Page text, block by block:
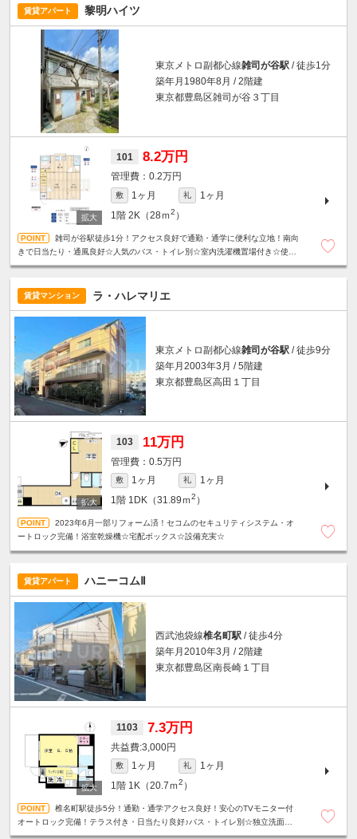
賃貸アパート 黎明ハイツ
東京メトロ副都心線雑司が谷駅 / 徒歩1分
築年月1980年8月 / 2階建
東京都豊島区雑司が谷３丁目
101 8.2万円
0.2万円
敷 1ヶ月 礼
1ヶ月
1階 2K（28ｍ2 ）
雑司が谷駅徒歩1分！アクセス良好で通勤・通学に便利な立地！南向
きで日当たり・通風良好☆人気のバス・トイレ別☆室内洗濯機置場付き☆使い
賃貸マンション ラ・ハレマリエ
東京メトロ副都心線雑司が谷駅 / 徒歩9分
築年月2003年3月 / 5階建
東京都豊島区高田１丁目
103 11万円
0.5万円
敷 1ヶ月 礼
1ヶ月
1階 1DK（31.89ｍ2 ）
2023年6月一部リフォーム済！セコムのセキュリティシステム・オ
ートロック完備！浴室乾燥機☆宅配ボックス☆設備充実☆
賃貸アパート ハニーコムⅡ
西武池袋線椎名町駅 / 徒歩4分
築年月2010年3月 / 2階建
東京都豊島区南長崎１丁目
1103 7.3万円
3,000円
敷 1ヶ月 礼
1ヶ月
1階 1K（20.7ｍ2 ）
椎名町駅徒歩5分！通勤・通学アクセス良好！安心のTVモニター付
オートロック完備！テラス付き・日当たり良好♪バス・トイレ別☆独立洗面台